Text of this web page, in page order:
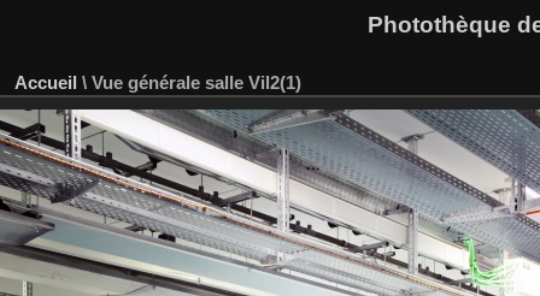
Photothèque
Accueil \ Vue générale salle Vil2(1)